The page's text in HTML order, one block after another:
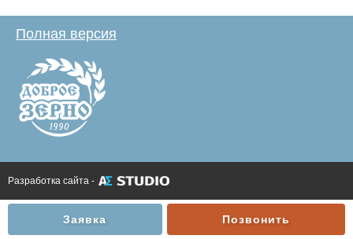
Полная версия
Разработка сайта -
Заявка Позвонить